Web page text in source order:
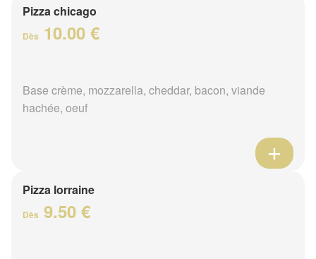
Pizza chicago
Dès 10.00 €
Base crème, mozzarella, cheddar, bacon, viande
hachée, oeuf
Pizza lorraine
Dès 9.50 €